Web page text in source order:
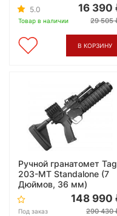
5.0
Товар в наличии
16 390
29 505
В КОРЗИНУ
Ручной гранатомет Tag
203-MT Standalone (7
Дюймов, 36 мм)
Под заказ
148 990
290 430